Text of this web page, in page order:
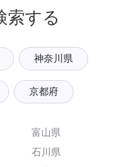
索する
神奈川県
京都府
富山県
石川県